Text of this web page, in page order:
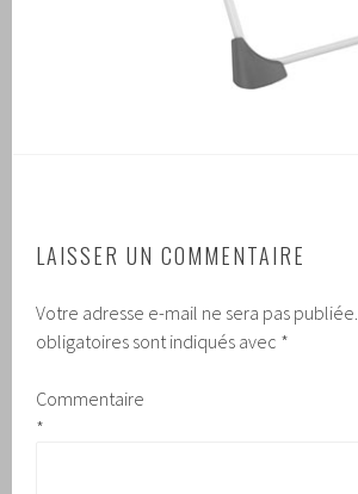
LAISSER UN COMMENTAIRE
Votre adresse e-mail ne sera pas publiée.
obligatoires sont indiqués avec *
Commentaire
*